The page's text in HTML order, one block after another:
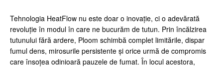
Tehnologia HeatFlow nu este doar o inovație, ci o adevărată
revoluție în modul în care ne bucurăm de tutun. Prin încălzirea
tutunului fără ardere, Ploom schimbă complet limitările, dispar
fumul dens, mirosurile persistente și orice urmă de compromis
care însoțea odinioară pauzele de fumat. În locul acestora,